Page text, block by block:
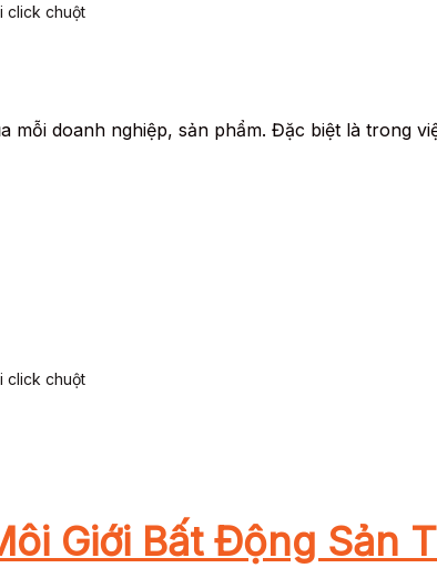
click chuột
click chuột
mỗi doanh nghiệp, sản phẩm. Đặc biệt là trong
Giới Bất Động Sản